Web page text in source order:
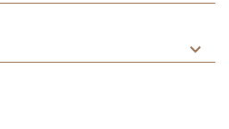
keyboard_arrow_down